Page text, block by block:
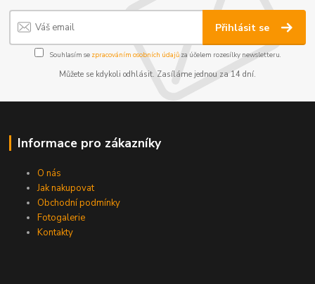
Přihlásit se
Souhlasím se zpracováním osobních údajůza účelem rozesílky newsletteru.
Můžete se kdykoli odhlásit. Zasíláme jednou za 14 dní.
Informace pro zákazníky
O nás
Jak nakupovat
Obchodní podmínky
Fotogalerie
Kontakty